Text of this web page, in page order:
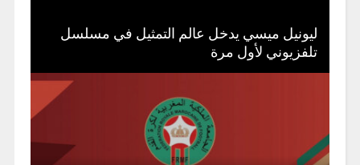
ليونيل ميسي يدخل عالم التمثيل في مسلسل
تلفزيوني لأول مرة